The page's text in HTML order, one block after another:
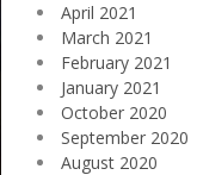
April 2021
March 2021
February 2021
January 2021
October 2020
September 2020
August 2020